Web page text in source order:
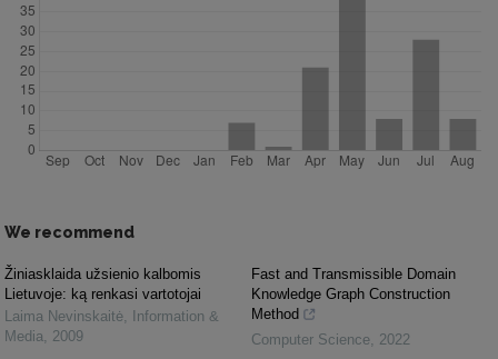
We recommend
Žiniasklaida užsienio kalbomis
Lietuvoje: ką renkasi vartotojai
Laima Nevinskaitė
Information &
Media
2009
Fast and Transmissible Domain
Knowledge Graph Construction
Method
Computer Science 2022